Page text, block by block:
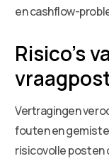
en cashflow-
Risico’s
Vertragingen
fouten en
risicovolle posten